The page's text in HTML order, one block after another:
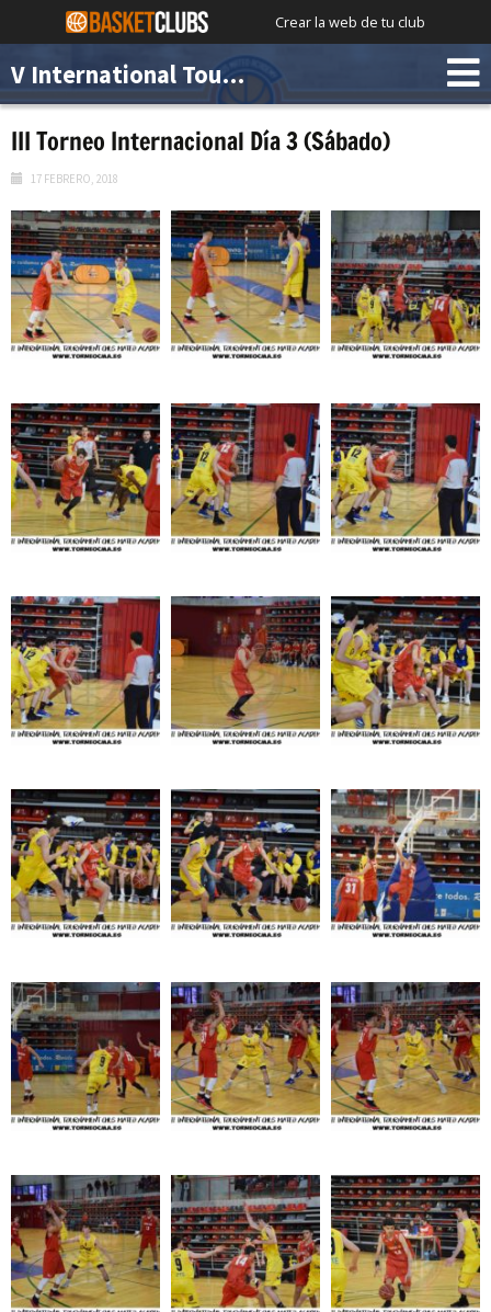
Crear la web de tu club
V International Tournament Chus Mateo Academy
III Torneo Internacional Día 3 (Sábado)
17 FEBRERO, 2018